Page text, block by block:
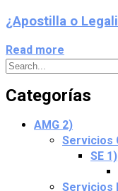
¿Apostilla o
Read more
Categorías
AMG 2)
Servicios
SE 1)
Servicios